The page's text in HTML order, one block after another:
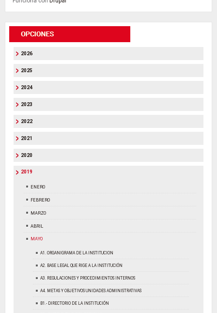
2026
2025
2024
2023
2022
2021
2020
2019
ENERO
FEBRERO
MARZO
ABRIL
MAYO
A1. ORGANIGRAMA DE LA INSTITUCION
A2. BASE LEGAL QUE RIGE A LA INSTITUCIÓN
A3. REGULACIONES Y PROCEDIMIENTOS INTERNOS
A4. METAS Y OBJETIVOS UNIDADES ADMINISTRATIVAS
B1.- DIRECTORIO DE LA INSTITUCIÓN